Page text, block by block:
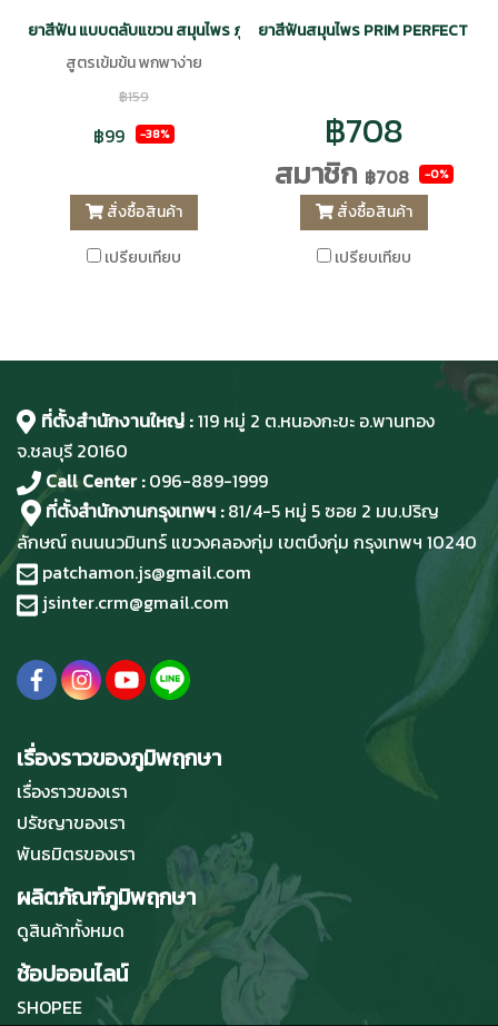
ยาสีฟัน แบบตลับแขวน สมุนไพร ภูมิพฤกษา CODE : 9408
สูตรเข้มข้น พกพาง่าย
฿159
฿99 -38%
สั่งซื้อสินค้า
เปรียบเทียบ
ยาสีฟันสมุนไพร PRIM PERFECT
฿708
สมาชิก ฿708 -0%
สั่งซื้อสินค้า
เปรียบเทียบ
ที่ตั้งสำนักงานใหญ่ :119 หมู่ 2 ต.หนองกะขะ อ.พานทอง
จ.ชลบุรี 20160
Call Center :096-889-1999
ที่ตั้งสำนักงานกรุงเทพฯ : 81/4-5 หมู่ 5 ซอย 2 มบ.ปริญ
ลักษณ์ ถนนนวมินทร์ แขวงคลองกุ่ม เขตบึงกุ่ม กรุงเทพฯ 10240
patchamon.js@gmail.com
jsinter.crm@gmail.com
เรื่องราวของภูมิพฤกษา
เรื่องราวของเรา
ปรัชญาของเรา
พันธมิตรของเรา
ผลิตภัณฑ์ภูมิพฤกษา
ดูสินค้าทั้งหมด
ช้อปออนไลน์
SHOPEE